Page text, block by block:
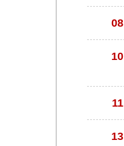
08
10
11
13